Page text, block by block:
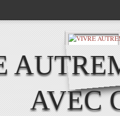
AVEC